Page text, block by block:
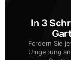
In 3
Fordern Sie
Umgebung